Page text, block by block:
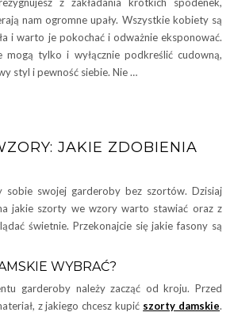
z zakładania krótkich spodenek,
nam ogromne upały. Wszystkie kobiety są
i warto je pokochać i odważnie eksponować.
mogą tylko i wyłącznie podkreślić cudowną,
styl i pewność siebie. Nie …
JAKIE ZDOBIENIA
sobie swojej garderoby bez szortów. Dzisiaj
jakie szorty we wzory warto stawiać oraz z
świetnie. Przekonajcie się jakie fasony są
WYBRAĆ?
garderoby należy zacząć od kroju. Przed
z jakiego chcesz kupić szorty damskie.